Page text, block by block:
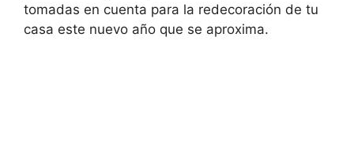
tomadas en cuenta para la redecoración de tu
casa este nuevo año que se aproxima.